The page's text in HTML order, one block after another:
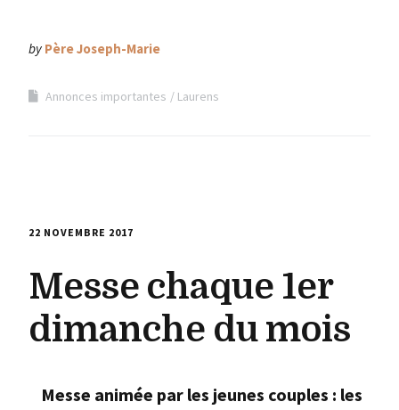
by Père Joseph-Marie
Annonces importantes Laurens
22 NOVEMBRE 2017
Messe chaque 1er
dimanche du mois
Messe animée par les jeunes couples : les